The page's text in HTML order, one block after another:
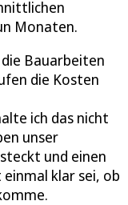
Monaten.
Bauarbeiten
die Kosten
ich das nicht
unser
und einen
klar sei, ob